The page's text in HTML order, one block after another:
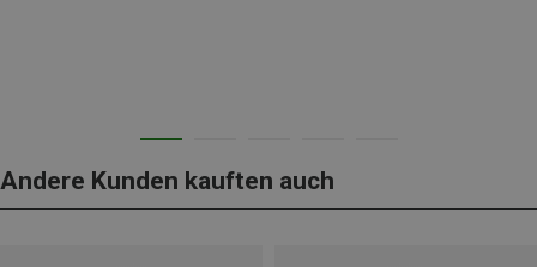
Andere Kunden kauften auch